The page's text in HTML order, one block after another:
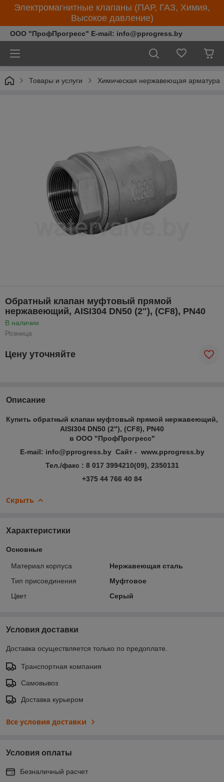
Электромагнитные клапаны (ПАР, ГАЗ, Химия,
Высокое давление)
ООО "ПрофПрогресс" E-mail: info@pprogress.by
Товары и услуги Химическая нержавеющая арматура
Обратный клапан муфтовый прямой
нержавеющий, AISI304 DN50 (2"), (CF8), PN40
В наличии
Розница
Цену уточняйте
Описание
Купить обратный клапан муфтовый прямой нержавеющий,
AISI304 DN50 (2"), (CF8), PN40
в ООО "ПрофПрогресс"
E-mail: info@pprogress.by Сайт - www.pprogress.by
Тел./факс : 8 017 3994210(09), 2350131
+375 44 766 40 84
Скрыть
Характеристики
Основные
Материал корпуса
Нержавеющая сталь
Тип присоединения
Муфтовое
Цвет
Серый
Условия доставки
Доставка осуществляется только по предоплате.
Транспортная компания
Самовывоз
Доставка курьером
Все условия доставки
Условия оплаты
Безналичный расчет